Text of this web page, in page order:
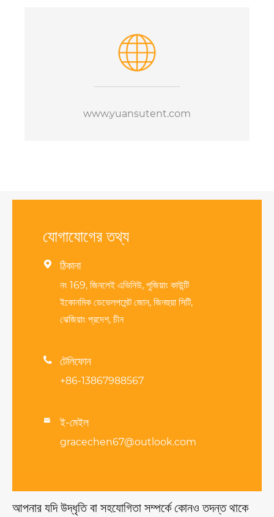
www.yuansutent.com
যোগাযোগের তথ্য
 ঠিকানা
নং 169, জিনলেই এভিনিউ, পুজিয়াং কাউন্টি
ইকোনমিক ডেভেলপমেন্ট জোন, জিনহুয়া সিটি,
ঝেজিয়াং প্রদেশ, চীন
 টেলিফোন
+86-13867988567
 ই-মেইল
gracechen67@outlook.com
আপনার যদি উদ্ধৃতি বা সহযোগিতা সম্পর্কে কোনও তদন্ত থাকে